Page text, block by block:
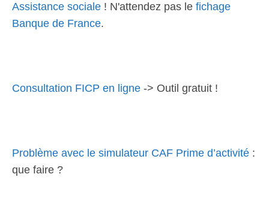
Assistance sociale ! N'attendez pas le fichage
Banque de France.
Consultation FICP en ligne -> Outil gratuit !
Problème avec le simulateur CAF Prime d’activité :
que faire ?